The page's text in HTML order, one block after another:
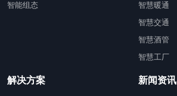
智能组态
智慧暖通
智慧交通
智慧酒管
智慧工厂
解决方案 新闻资讯